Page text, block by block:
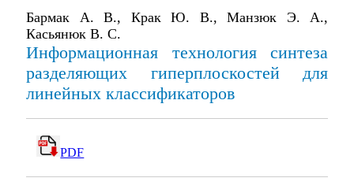
Бармак А. В., Крак Ю. В., Манзюк Э. А.,
Касьянюк В. С.
Информационная технология синтеза
разделяющих гиперплоскостей для
линейных классификаторов
PDF